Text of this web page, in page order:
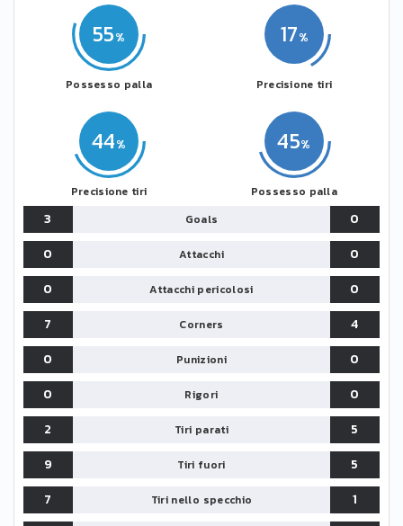
55
Possesso palla
44
Precisione tiri
45
Possesso palla
17
Precisione tiri
3 Goals
0
0
Attacchi
0
0
Attacchi pericolosi
0
7
Corners
4
0
Punizioni
0
0
Rigori
0
2
Tiri parati
5
9
Tiri fuori
5
7
Tiri nello specchio
1